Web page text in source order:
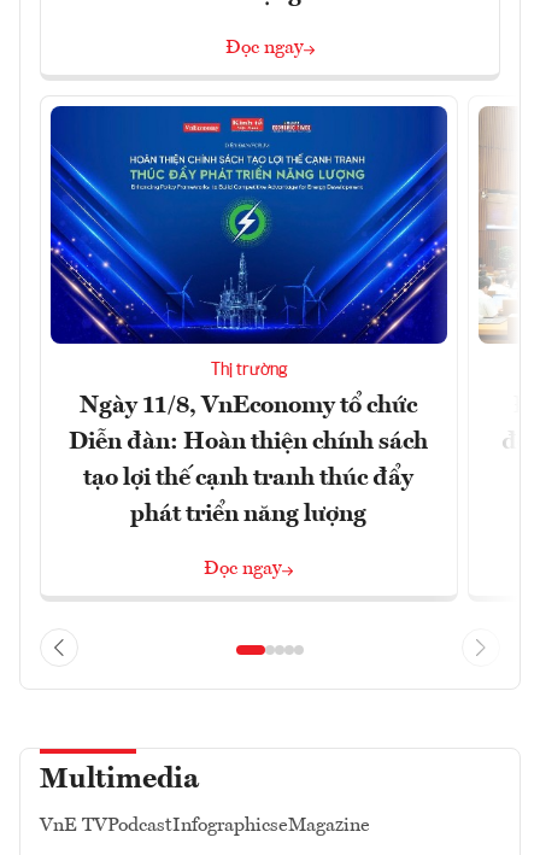
Đọc ngay
Thị trường
Ngày 11/8, VnEconomy tổ chức
Diễn đàn: Hoàn thiện chính sách
tạo lợi thế cạnh tranh thúc đẩy
phát triển năng lượng
Đọc ngay
Multimedia
VnE TVPodcastInfographicseMagazine